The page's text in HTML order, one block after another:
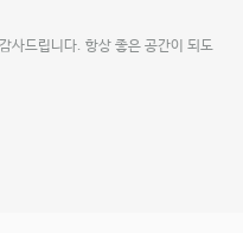
사드립니다. 항상 좋은 공간이 되도